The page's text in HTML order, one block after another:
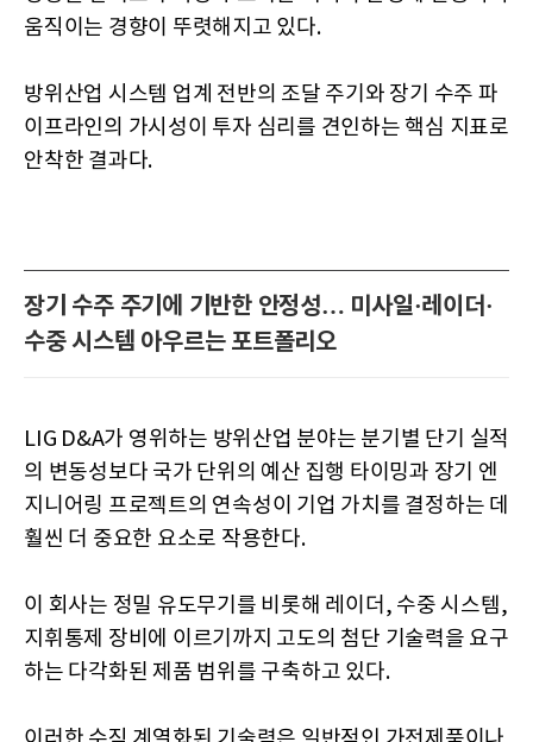
움직이는 경향이 뚜렷해지고 있다.
방위산업 시스템 업계 전반의 조달 주기와 장기 수주 파
이프라인의 가시성이 투자 심리를 견인하는 핵심 지표로
안착한 결과다.
장기 수주 주기에 기반한 안정성… 미사일·레이더·
수중 시스템 아우르는 포트폴리오
LIG D&A가 영위하는 방위산업 분야는 분기별 단기 실적
의 변동성보다 국가 단위의 예산 집행 타이밍과 장기 엔
지니어링 프로젝트의 연속성이 기업 가치를 결정하는 데
훨씬 더 중요한 요소로 작용한다.
이 회사는 정밀 유도무기를 비롯해 레이더, 수중 시스템,
지휘통제 장비에 이르기까지 고도의 첨단 기술력을 요구
하는 다각화된 제품 범위를 구축하고 있다.